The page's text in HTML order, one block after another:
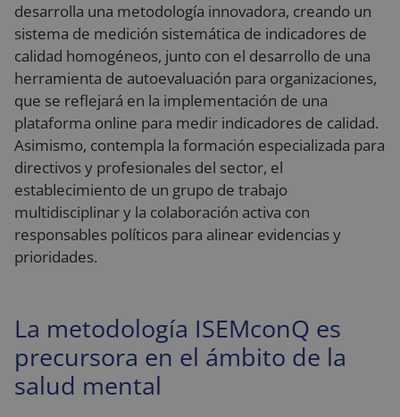
desarrolla una metodología innovadora, creando un
sistema de medición sistemática de indicadores de
calidad homogéneos, junto con el desarrollo de una
herramienta de autoevaluación para organizaciones,
que se reflejará en la implementación de una
plataforma online para medir indicadores de calidad.
Asimismo, contempla la formación especializada para
directivos y profesionales del sector, el
establecimiento de un grupo de trabajo
multidisciplinar y la colaboración activa con
responsables políticos para alinear evidencias y
prioridades.
La metodología ISEMconQ es
precursora en el ámbito de la
salud mental